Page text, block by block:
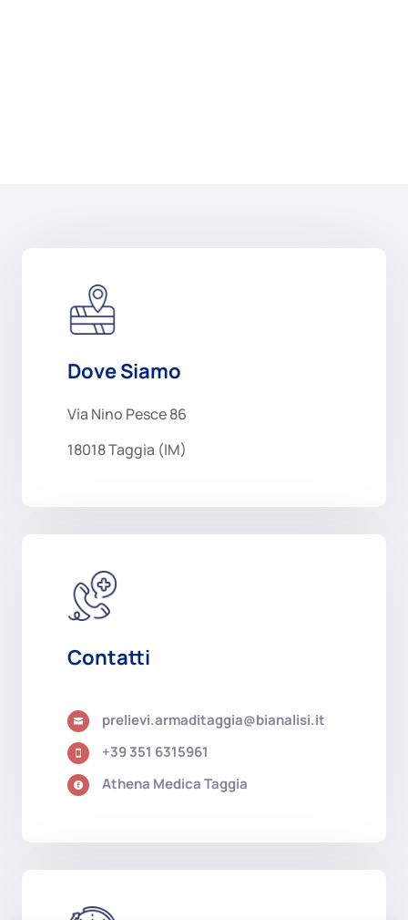
Dove Siamo
Via Nino Pesce 86
18018 Taggia (IM)
Contatti
 prelievi.armaditaggia@bianalisi.it
 +39 351 6315961
 Athena Medica Taggia